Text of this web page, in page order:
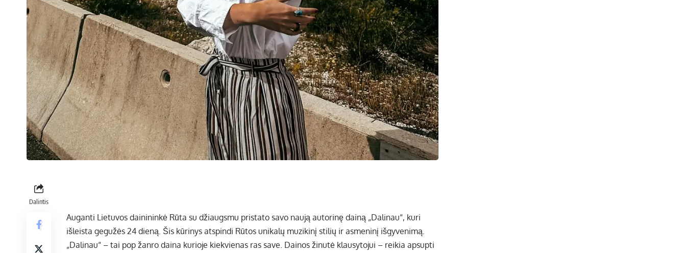
Dalintis
Auganti Lietuvos dainininkė Rūta su džiaugsmu pristato savo naują autorinę dainą „Dalinau“, kuri
išleista gegužės 24 dieną. Šis kūrinys atspindi Rūtos unikalų muzikinį stilių ir asmeninį išgyvenimą.
„Dalinau“ – tai pop žanro daina kurioje kiekvienas ras save. Dainos žinutė klausytojui – reikia apsupti